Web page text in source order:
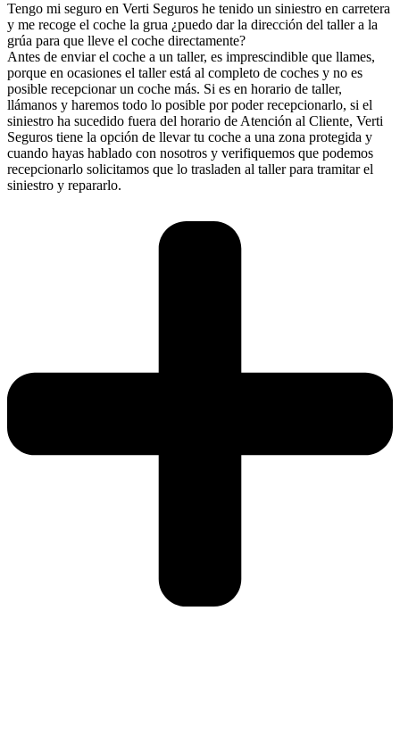
Tengo mi seguro en Verti Seguros he tenido un siniestro en carretera
y me recoge el coche la grua ¿puedo dar la dirección del taller a la
grúa para que lleve el coche directamente?
Antes de enviar el coche a un taller, es imprescindible que llames,
porque en ocasiones el taller está al completo de coches y no es
posible recepcionar un coche más. Si es en horario de taller,
llámanos y haremos todo lo posible por poder recepcionarlo, si el
siniestro ha sucedido fuera del horario de Atención al Cliente, Verti
Seguros tiene la opción de llevar tu coche a una zona protegida y
cuando hayas hablado con nosotros y verifiquemos que podemos
recepcionarlo solicitamos que lo trasladen al taller para tramitar el
siniestro y repararlo.